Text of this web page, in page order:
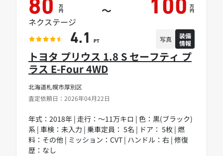
北海道札幌市厚別区
査定依頼日：2026年04月22日
トヨタ プリウス 1.8 S セーフティ プ
ラス E-Four 4WD
年式：2018年 | 走行：～11万キロ | 色：黒(ブラック)
系 | 車検：未入力 | 乗車定員： 5名 | ドア： 5枚 | 燃
料：その他 | ミッション：CVT | ハンドル：右 | 修復
歴：なし
80 万
円 ～ 100 万
円
ネクステージ
4.1 PT 写真
装備
情報